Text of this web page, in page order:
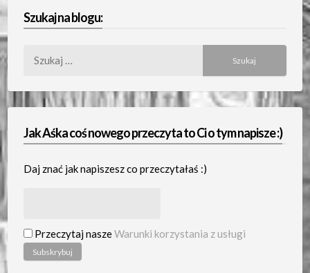
Szukaj na blogu:
Jak Aśka coś nowego przeczyta to Ci o tym napisze :)
Daj znać jak napiszesz co przeczytałaś :)
Przeczytaj naszeWarunki korzystania z usługi